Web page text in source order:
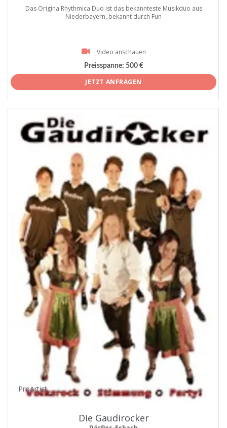
Das Origina Rhythmica Duo ist das bekannteste Musikduo aus
Niederbayern, bekannt durch Fun
Video anschauen
Preisspanne: 500 €
JETZT ANFRAGEN
ProArtist
Die Gaudirocker